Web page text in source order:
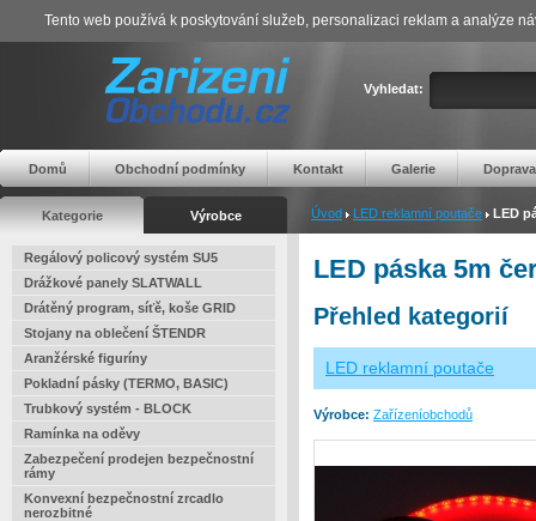
Vyhledat:
Domů Obchodní podmínky Kontakt Galerie Doprava
Kategorie Výrobce Úvod LED reklamní poutače LED
Regálový policový systém SU5
Drážkové panely SLATWALL
Drátěný program, síťě, koše GRID
Stojany na oblečení ŠTENDR
Aranžérské figuríny
Pokladní pásky (TERMO, BASIC)
Trubkový systém - BLOCK
Ramínka na oděvy
Zabezpečení prodejen bezpečnostní
rámy
Konvexní bezpečnostní zrcadlo
nerozbitné
LED páska 5m
Přehled kategorií
LED reklamní poutače
Výrobce: Zařízeníobchodů
Tento web používá k poskytování služeb, personalizaci reklam a analýze